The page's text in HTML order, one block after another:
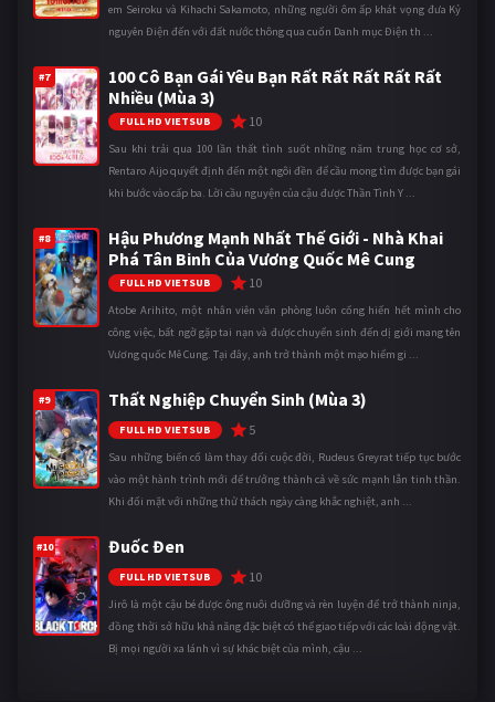
em Seiroku và Kihachi Sakamoto, những người ôm ấp khát vọng đưa Kỷ
nguyên Điện đến với đất nước thông qua cuốn Danh mục Điện th ...
#7
100 Cô Bạn Gái Yêu Bạn Rất Rất Rất Rất Rất
Nhiều (Mùa 3)
FULL HD VIETSUB 10
Sau khi trải qua 100 lần thất tình suốt những năm trung học cơ sở,
Rentaro Aijo quyết định đến một ngôi đền để cầu mong tìm được bạn gái
khi bước vào cấp ba. Lời cầu nguyện của cậu được Thần Tình Y ...
#8
Hậu Phương Mạnh Nhất Thế Giới - Nhà Khai
Phá Tân Binh Của Vương Quốc Mê Cung
FULL HD VIETSUB 10
Atobe Arihito, một nhân viên văn phòng luôn cống hiến hết mình cho
công việc, bất ngờ gặp tai nạn và được chuyển sinh đến dị giới mang tên
Vương quốc Mê Cung. Tại đây, anh trở thành một mạo hiểm gi ...
#9 Thất Nghiệp Chuyển Sinh (Mùa 3)
FULL HD VIETSUB 5
Sau những biến cố làm thay đổi cuộc đời, Rudeus Greyrat tiếp tục bước
vào một hành trình mới để trưởng thành cả về sức mạnh lẫn tinh thần.
Khi đối mặt với những thử thách ngày càng khắc nghiệt, anh ...
#10 Đuốc Đen
FULL HD VIETSUB 10
Jirô là một cậu bé được ông nuôi dưỡng và rèn luyện để trở thành ninja,
đồng thời sở hữu khả năng đặc biệt có thể giao tiếp với các loài động vật.
Bị mọi người xa lánh vì sự khác biệt của mình, cậu ...